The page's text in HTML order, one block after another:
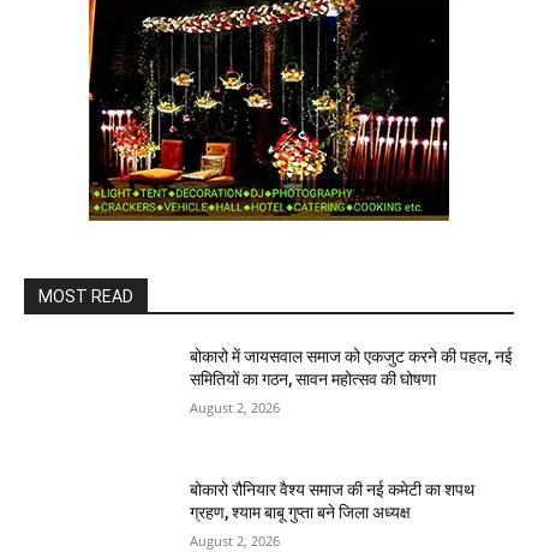
MOST READ
बोकारो में जायसवाल समाज को एकजुट करने की पहल, नई
समितियों का गठन, सावन महोत्सव की घोषणा
August 2, 2026
बोकारो रौनियार वैश्य समाज की नई कमेटी का शपथ
ग्रहण, श्याम बाबू गुप्ता बने जिला अध्यक्ष
August 2, 2026